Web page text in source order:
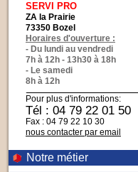
SERVI PRO
ZA la Prairie
73350 Bozel
Horaires d'ouverture :
- Du lundi au vendredi
7h à 12h - 13h30 à 18h
- Le samedi
8h à 12h
Pour plus d'informations:
Tél : 04 79 22 01 50
Fax : 04 79 22 10 30
nous contacter par email
Notre métier